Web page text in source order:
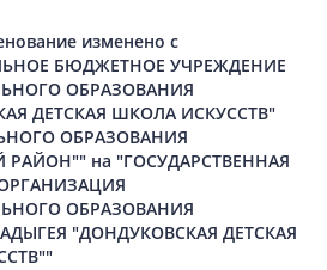
изменено с
БЮДЖЕТНОЕ УЧРЕЖДЕНИЕ
ОБРАЗОВАНИЯ
ДЕТСКАЯ ШКОЛА ИСКУССТВ"
ОБРАЗОВАНИЯ
РАЙОН"" на "ГОСУДАРСТВЕННАЯ
ОБРАЗОВАНИЯ
"ДОНДУКОВСКАЯ ДЕТСКАЯ